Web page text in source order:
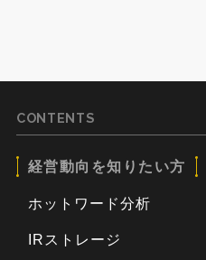
CONTENTS
経営動向を知りたい方
ホットワード分析
IRストレージ